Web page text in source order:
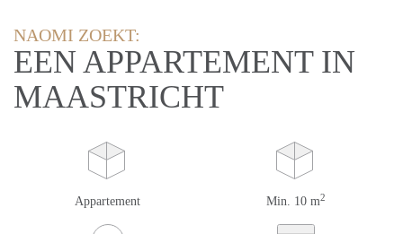
NAOMI ZOEKT:
EEN APPARTEMENT IN
MAASTRICHT
Appartement Min. 10 m2